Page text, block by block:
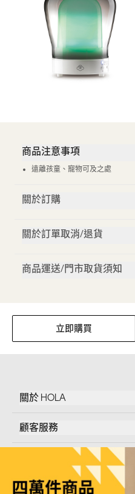
商品注意事項
遠離孩童、寵物可及之處
關於訂購
關於訂單取消/退貨
商品運送/門市取貨須知
立即購買
關於 HOLA
顧客服務